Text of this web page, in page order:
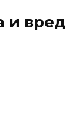
и вред